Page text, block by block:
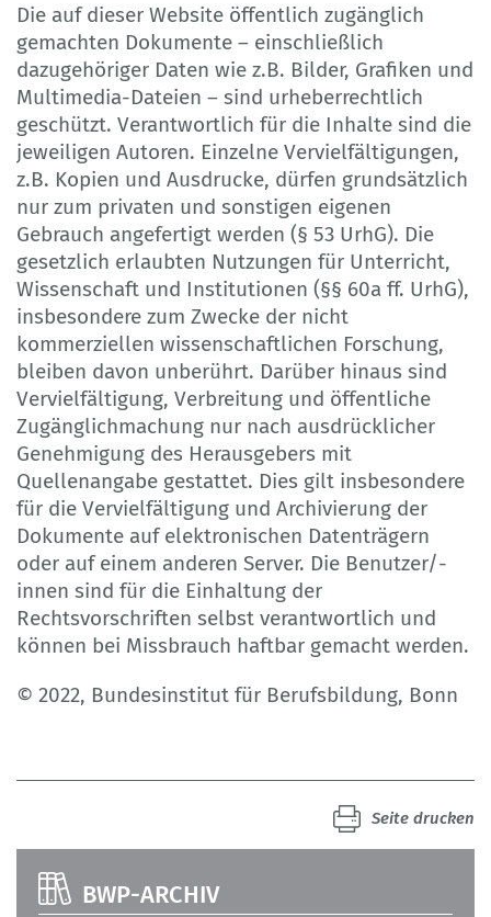
Die auf dieser Website öffentlich zugänglich
gemachten Dokumente – einschließlich
dazugehöriger Daten wie z.B. Bilder, Grafiken und
Multimedia-Dateien – sind urheberrechtlich
geschützt. Verantwortlich für die Inhalte sind die
jeweiligen Autoren. Einzelne Vervielfältigungen,
z.B. Kopien und Ausdrucke, dürfen grundsätzlich
nur zum privaten und sonstigen eigenen
Gebrauch angefertigt werden (§ 53 UrhG). Die
gesetzlich erlaubten Nutzungen für Unterricht,
Wissenschaft und Institutionen (§§ 60a ff. UrhG),
insbesondere zum Zwecke der nicht
kommerziellen wissenschaftlichen Forschung,
bleiben davon unberührt. Darüber hinaus sind
Vervielfältigung, Verbreitung und öffentliche
Zugänglichmachung nur nach ausdrücklicher
Genehmigung des Herausgebers mit
Quellenangabe gestattet. Dies gilt insbesondere
für die Vervielfältigung und Archivierung der
Dokumente auf elektronischen Datenträgern
oder auf einem anderen Server. Die Benutzer/-
innen sind für die Einhaltung der
Rechtsvorschriften selbst verantwortlich und
können bei Missbrauch haftbar gemacht werden.
© 2022, Bundesinstitut für Berufsbildung, Bonn
Seite drucken
BWP-ARCHIV